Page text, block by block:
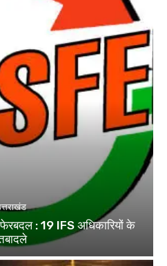
फेरबदल : 19 IFS अधिकारियों के